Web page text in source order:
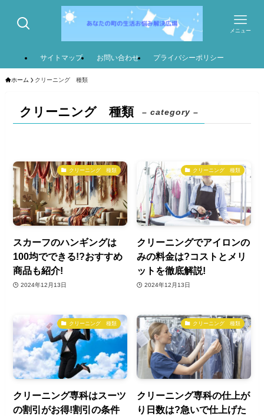
メニュー
サイトマップ お問い合わせ プライバシーポリシー
ホーム クリーニング 種類
クリーニング 種類 – category –
クリーニング 種類
スカーフのハンギングは
100均でできる!?おすすめ
商品も紹介!
2024年12月13日
クリーニング 種類
クリーニングでアイロンの
みの料金は?コストとメリ
ットを徹底解説!
2024年12月13日
クリーニング 種類
クリーニング専科はスーツ
の割引がお得!割引の条件
クリーニング 種類
クリーニング専科の仕上が
り日数は?急いで仕上げた